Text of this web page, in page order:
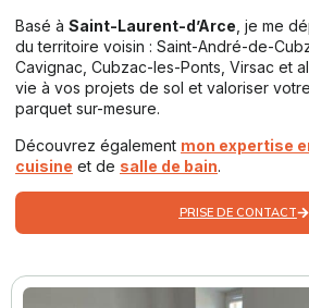
Basé à Saint-Laurent-d’Arce , je me
du territoire voisin : Saint-André-de-
Cavignac, Cubzac-les-Ponts, Virsac et
vie à vos projets de sol et valoriser
parquet sur-mesure.
Découvrez également mon expertise
cuisine et de salle de bain.
PRISE DE CONTACT